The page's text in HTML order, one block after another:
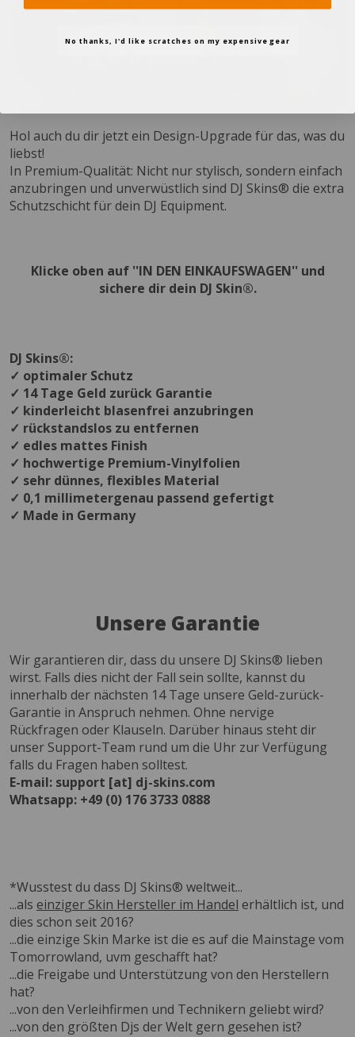
Hol auch du dir jetzt ein Design-Upgrade für das, was du
liebst!
In Premium-Qualität: Nicht nur stylisch, sondern einfach
anzubringen und unverwüstlich sind DJ Skins® die extra
Schutzschicht für dein DJ Equipment.
Klicke oben auf ''IN DEN EINKAUFSWAGEN'' und
sichere dir dein DJ Skin®.
DJ Skins®:
✓ optimaler Schutz
✓ 14 Tage Geld zurück Garantie
✓ kinderleicht blasenfrei anzubringen
✓ rückstandslos zu entfernen
✓ edles mattes Finish
✓ hochwertige Premium-Vinylfolien
✓ sehr dünnes, flexibles Material
✓ 0,1 millimetergenau passend gefertigt
✓ Made in Germany
Unsere Garantie
Wir garantieren dir, dass du unsere DJ Skins® lieben
wirst. Falls dies nicht der Fall sein sollte, kannst du
innerhalb der nächsten 14 Tage unsere Geld-zurück-
Garantie in Anspruch nehmen. Ohne nervige
Rückfragen oder Klauseln. Darüber hinaus steht dir
unser Support-Team rund um die Uhr zur Verfügung
falls du Fragen haben solltest.
E-mail: support [at] dj-skins.com
Whatsapp: +49 (0) 176 3733 0888
*Wusstest du dass DJ Skins® weltweit...
...als einziger Skin Hersteller im Handel erhältlich ist, und
dies schon seit 2016?
...die einzige Skin Marke ist die es auf die Mainstage vom
Tomorrowland, uvm geschafft hat?
...die Freigabe und Unterstützung von den Herstellern
hat?
...von den Verleihfirmen und Technikern geliebt wird?
...von den größten Djs der Welt gern gesehen ist?
No thanks, I'd like scratches on my expensive gear